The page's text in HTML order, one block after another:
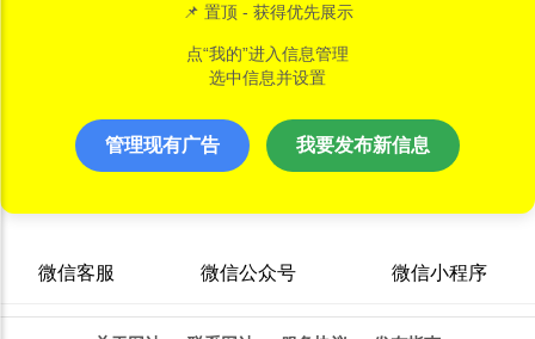
📌 置顶 - 获得优先展示
点“我的”进入信息管理
选中信息并设置
管理现有广告 我要发布新信息
微信客服 微信公众号 微信小程序